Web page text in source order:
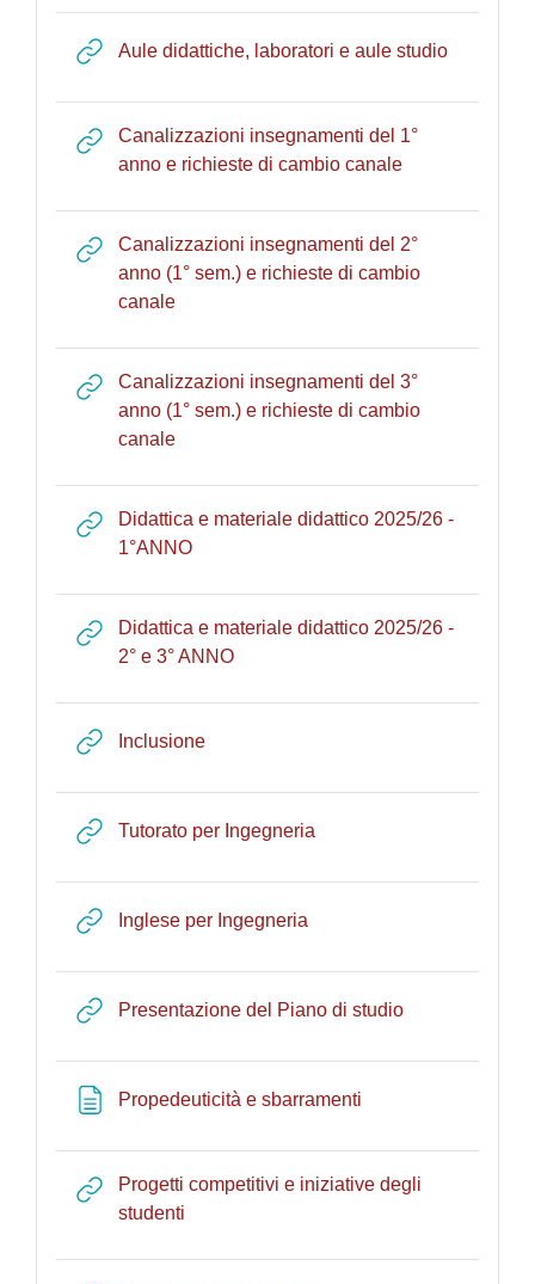
Aule didattiche, laboratori e aule studioURL
Canalizzazioni insegnamenti del 1°
anno e richieste di cambio canaleURL
Canalizzazioni insegnamenti del 2°
anno (1° sem.) e richieste di cambio
canaleURL
Canalizzazioni insegnamenti del 3°
anno (1° sem.) e richieste di cambio
canaleURL
Didattica e materiale didattico 2025/26 -
1°ANNOURL
Didattica e materiale didattico 2025/26 -
2° e 3° ANNOURL
InclusioneURL
Tutorato per Ingegneria
Inglese per Ingegneria
Presentazione del Piano di studioURL
Propedeuticità e sbarramenti
Progetti competitivi e iniziative degli
studenti